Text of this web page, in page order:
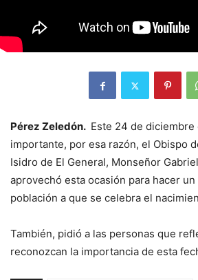
Pérez Zeledón. Este 24 de diciembre
importante, por esa razón, el Obispo
Isidro de El General, Monseñor
aprovechó esta ocasión para hacer un
población a que se celebra el
También, pidió a las personas que
reconozcan la importancia de esta